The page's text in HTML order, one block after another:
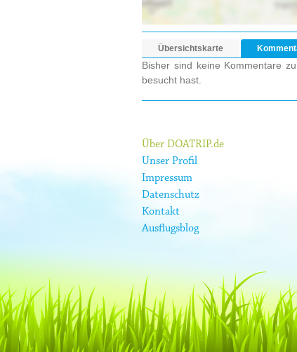
Übersichtskarte
Bisher sind keine Kommentare
besucht hast.
Über DOATRIP.de
Unser Profil
Impressum
Datenschutz
Kontakt
Ausflugsblog